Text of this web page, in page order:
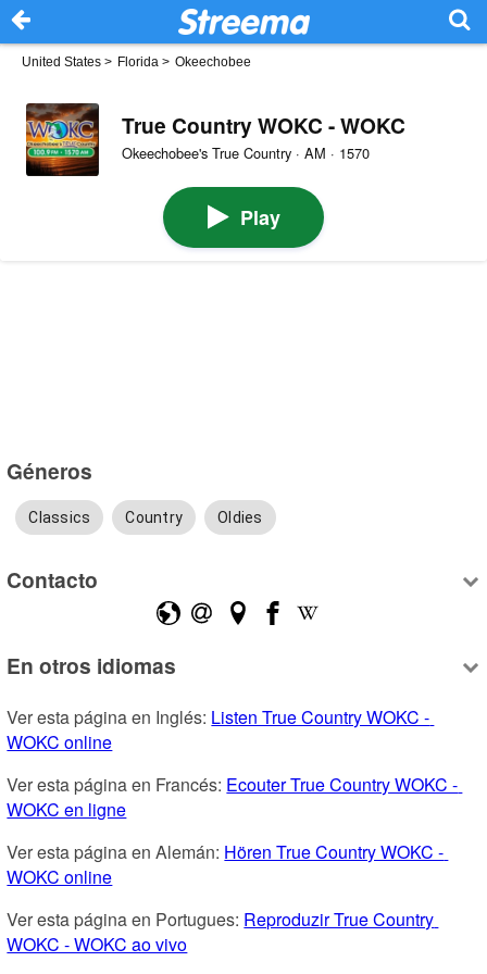
United States > Florida > Okeechobee
True Country WOKC - WOKC
Okeechobee's True Country · AM · 1570
Play
Géneros
Classics Country Oldies
Contacto
En otros idiomas
Ver esta página en Inglés: Listen True Country WOKC -
WOKC online
Ver esta página en Francés: Ecouter True Country WOKC -
WOKC en ligne
Ver esta página en Alemán: Hören True Country WOKC -
WOKC online
Ver esta página en Portugues: Reproduzir True Country
WOKC - WOKC ao vivo